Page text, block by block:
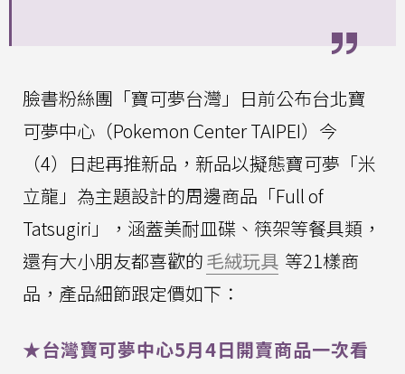
臉書粉絲團「寶可夢台灣」日前公布台北寶
可夢中心（Pokemon Center TAIPEI）今
（4）日起再推新品，新品以擬態寶可夢「米
立龍」為主題設計的周邊商品「Full of
Tatsugiri」，涵蓋美耐皿碟、筷架等餐具類，
還有大小朋友都喜歡的毛絨玩具 等21樣商
品，產品細節跟定價如下：
★台灣寶可夢中心5月4日開賣商品一次看